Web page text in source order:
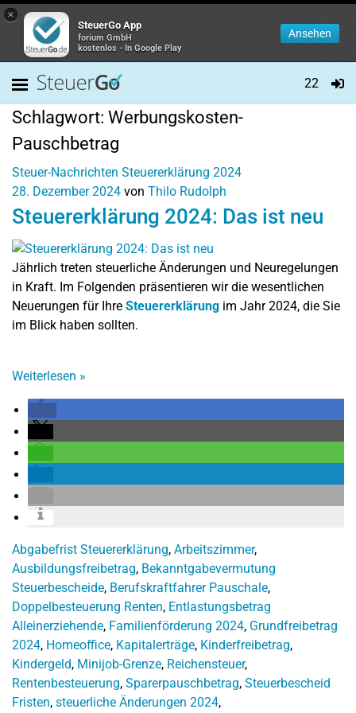
×
SteuerGo App
forium GmbH
kostenlos - In Google Play
Ansehen
22
Schlagwort: Werbungskosten-
Pauschbetrag
Steuer-Nachrichten Steuererklärung 2024
28. Dezember 2024 von Thilo Rudolph
Steuererklärung 2024: Das ist neu
Jährlich treten steuerliche Änderungen und Neuregelungen
in Kraft. Im Folgenden präsentieren wir die wesentlichen
Neuerungen für Ihre Steuererklärung im Jahr 2024, die Sie
im Blick haben sollten.
Weiterlesen »
Abgabefrist Steuererklärung, Arbeitszimmer,
Ausbildungsfreibetrag, Bekanntgabevermutung
Steuerbescheide, Berufskraftfahrer Pauschale,
Doppelbesteuerung Renten, Entlastungsbetrag
Alleinerziehende, Familienförderung 2024, Grundfreibetrag
2024, Homeoffice, Kapitalerträge, Kinderfreibetrag,
Kindergeld, Minijob-Grenze, Reichensteuer,
Rentenbesteuerung, Sparerpauschbetrag, Steuerbescheid
Fristen, steuerliche Änderungen 2024,